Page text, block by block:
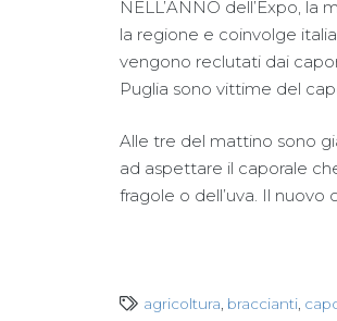
NELL’ANNO dell’Expo,
la regione e coinvolge
vengono reclutati dai
Puglia sono vittime del
Alle tre del mattino sono
ad aspettare il caporale
fragole o dell’uva. Il nuovo
agricoltura braccianti,